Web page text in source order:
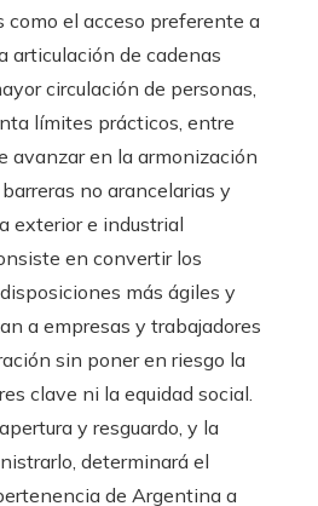
el acceso preferente a
articulación de cadenas
circulación de personas,
límites prácticos, entre
avanzar en la armonización
no arancelarias y
exterior e industrial
en convertir los
más ágiles y
a empresas y trabajadores
sin poner en riesgo la
clave ni la equidad social.
y resguardo, y la
determinará el
de Argentina a